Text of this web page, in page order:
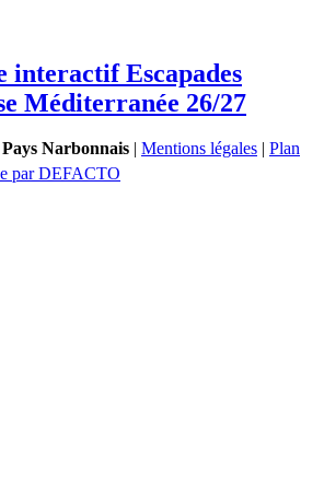
interactif Escapades
Méditerranée 26/27
Pays Narbonnais | Mentions légales | Plan
par DEFACTO